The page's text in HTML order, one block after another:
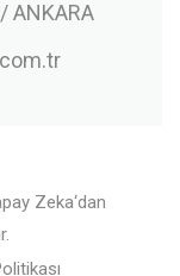
ANKARA
Zeka‘dan